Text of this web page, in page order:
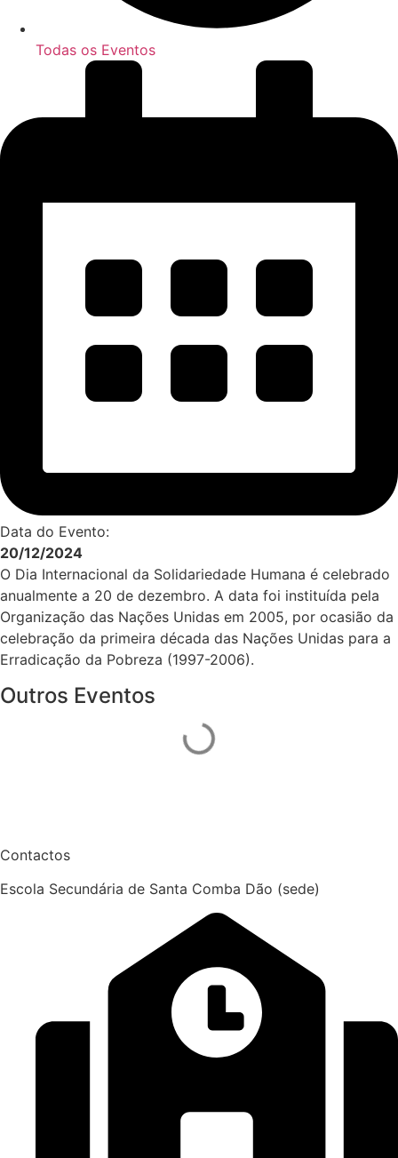
Todas os Eventos
Data do Evento:
20/12/2024
O Dia Internacional da Solidariedade Humana é celebrado
anualmente a 20 de dezembro. A data foi instituída pela
Organização das Nações Unidas em 2005, por ocasião da
celebração da primeira década das Nações Unidas para a
Erradicação da Pobreza (1997-2006).
Outros Eventos
Contactos
Escola Secundária de Santa Comba Dão (sede)